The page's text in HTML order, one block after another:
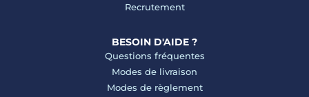
Recrutement
BESOIN D'AIDE ?
Questions fréquentes
Modes de livraison
Modes de règlement